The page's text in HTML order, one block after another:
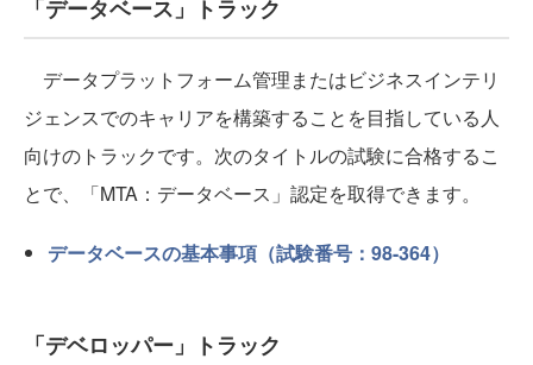
「データベース」トラック
データプラットフォーム管理またはビジネスインテリ
ジェンスでのキャリアを構築することを目指している人
向けのトラックです。次のタイトルの試験に合格するこ
とで、「MTA：データベース」認定を取得できます。
データベースの基本事項（試験番号：98-364）
「デベロッパー」トラック